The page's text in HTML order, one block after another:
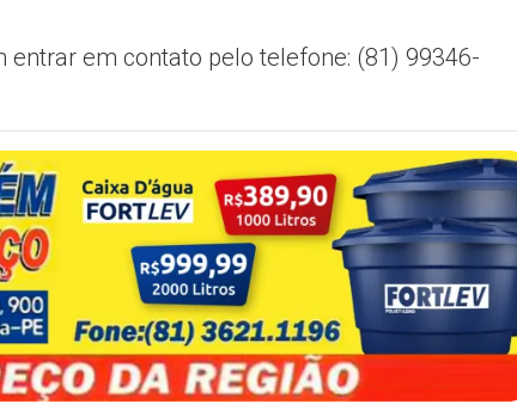
em contato pelo telefone: (81) 99346-